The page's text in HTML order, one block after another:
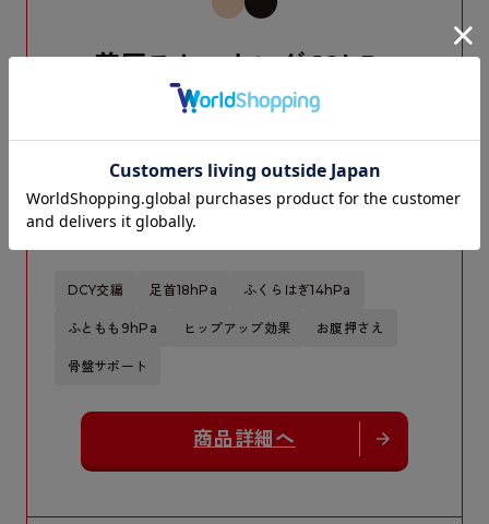
着圧ストッキング 18hPa
サイズ：M〜L、L〜LL
着圧ストッキング
DCY交編 足首18hPa ふくらはぎ14hPa
ふともも9hPa ヒップアップ効果 お腹押さえ
骨盤サポート
商品詳細へ